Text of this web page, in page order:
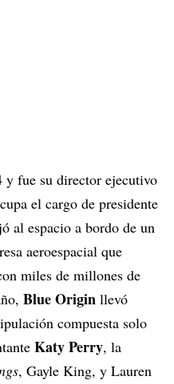
y fue su director ejecutivo
el cargo de presidente
al espacio a bordo de un
aeroespacial que
miles de millones de
Blue Origin llevó
compuesta solo
Katy Perry, la
, Gayle King, y Lauren